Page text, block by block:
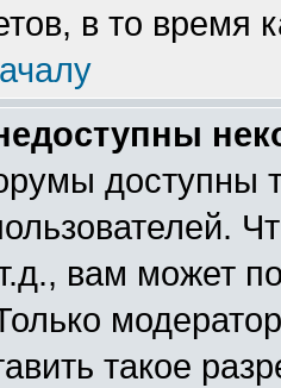
в то время
доступны
вам может
такое